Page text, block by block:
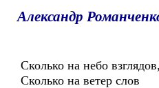
Александр
Сколько на небо взглядов,
Сколько на ветер слов